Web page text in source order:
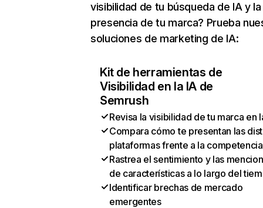
visibilidad de tu búsqueda de IA y la
presencia de tu marca? Prueba
soluciones de marketing de IA:
Kit de herramientas de
Visibilidad en la IA de
Semrush
Revisa la visibilidad de tu marca en
Compara cómo te presentan las
plataformas frente a la competencia
Rastrea el sentimiento y las
de características a lo largo del
Identificar brechas de mercado
emergentes